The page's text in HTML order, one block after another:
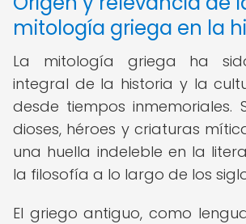
mitología griega en la
La mitología griega ha
integral de la historia y la
desde tiempos inmemoriales.
dioses, héroes y criaturas
una huella indeleble en la
la filosofía a lo largo de los
El griego antiguo, como